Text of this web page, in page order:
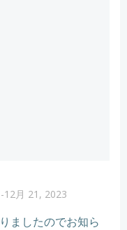
-12月 21, 2023
ましたのでお知ら